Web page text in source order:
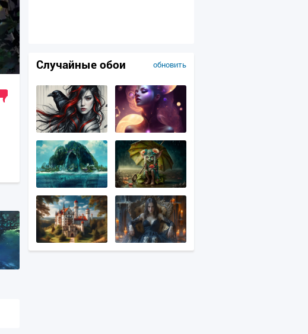
обновить
Случайные обои